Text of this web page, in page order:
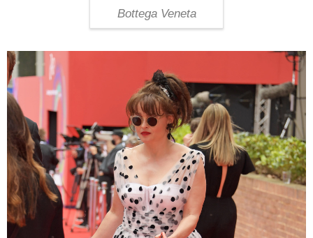
Bottega Veneta